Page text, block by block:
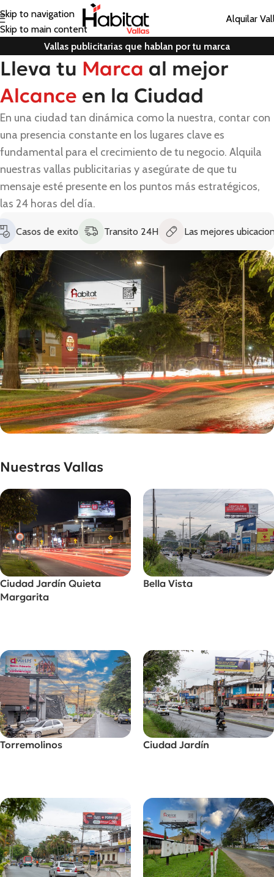
Skip to navigation
Skip to main content
Alquilar
Vallas publicitarias que hablan por tu marca
Lleva tu Marca al mejor
Alcance en la Ciudad
En una ciudad tan dinámica como la nuestra, contar con
una presencia constante en los lugares clave es
fundamental para el crecimiento de tu negocio. Alquila
nuestras vallas publicitarias y asegúrate de que tu
mensaje esté presente en los puntos más estratégicos,
las 24 horas del día.
de exito Transito 24H Las mejores ubicaciones
Nuestras Vallas
Ciudad Jardín Quieta
Margarita
Bella Vista
Torremolinos Ciudad Jardín